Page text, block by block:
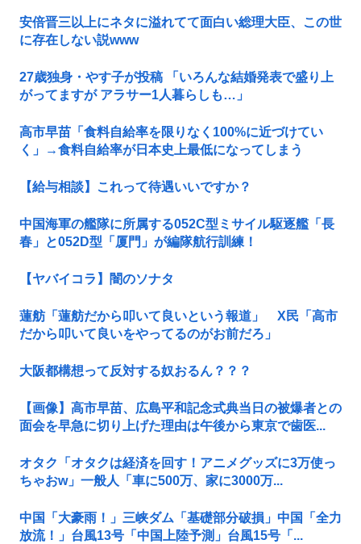
安倍晋三以上にネタに溢れてて面白い総理大臣、この世
に存在しない説www
27歳独身・やす子が投稿 「いろんな結婚発表で盛り上
がってますが アラサー1人暮らしも…」
高市早苗「食料自給率を限りなく100%に近づけてい
く」→食料自給率が日本史上最低になってしまう
【給与相談】これって待遇いいですか？
中国海軍の艦隊に所属する052C型ミサイル駆逐艦「長
春」と052D型「厦門」が編隊航行訓練！
【ヤバイコラ】闇のソナタ
蓮舫「蓮舫だから叩いて良いという報道」 X民「高市
だから叩いて良いをやってるのがお前だろ」
大阪都構想って反対する奴おるん？？？
【画像】高市早苗、広島平和記念式典当日の被爆者との
面会を早急に切り上げた理由は午後から東京で歯医...
オタク「オタクは経済を回す！アニメグッズに3万使っ
ちゃおw」一般人「車に500万、家に3000万...
中国「大豪雨！」三峡ダム「基礎部分破損」中国「全力
放流！」台風13号「中国上陸予測」台風15号「...